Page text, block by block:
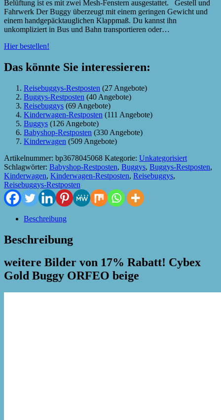
Belüftung ist es mit zwei Mesh-Fenstern ausgestattet. Gestell und
Fahrwerk Der Buggy überzeugt mit einem geringen Gewicht und
einem handgepäcktauglichen Klappmaß. Du kannst ihn
unkompliziert in Bus und Bahn transportieren oder…
Hier bestellen!
Das könnte Sie interessieren:
Reisebuggys-Restposten (27 Angebote)
Buggys-Restposten (40 Angebote)
Reisebuggys (69 Angebote)
Kinderwagen-Restposten (111 Angebote)
Buggys (126 Angebote)
Babyshop-Restposten (330 Angebote)
Kinderwagen (509 Angebote)
Artikelnummer: bp3678045068 Kategorie: Unkategorisiert
Schlagwörter: Babyshop-Restposten, Buggys, Buggys-Restposten,
Kinderwagen, Kinderwagen-Restposten, Reisebuggys,
Reisebuggys-Restposten
Beschreibung
Beschreibung
weitere Bilder von 17% Rabatt! Cybex
Gold Buggy ORFEO beige